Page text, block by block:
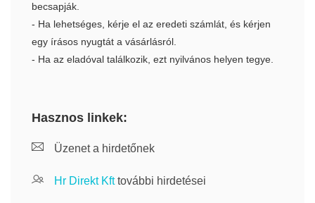
becsapják.
- Ha lehetséges, kérje el az eredeti számlát, és kérjen
egy írásos nyugtát a vásárlásról.
- Ha az eladóval találkozik, ezt nyilvános helyen tegye.
Hasznos linkek:
Üzenet a hirdetőnek
Hr Direkt Kfttovábbi hirdetései